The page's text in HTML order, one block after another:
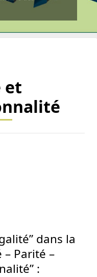
et
dans la
– Parité –
: